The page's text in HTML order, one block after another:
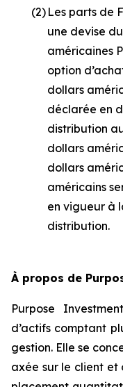
(2) Les parts de
une devise
américaines
option
dollars
déclarée en
distribution
dollars
dollars
américains
en vigueur à
distribution.
À propos de
Purpose
d’actifs comptant
gestion. Elle se
axée sur le client